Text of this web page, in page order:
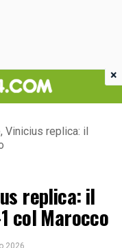
Vinicius replica: il
replica: il
col Marocco
2026
×